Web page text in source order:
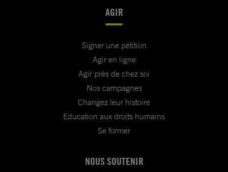
AGIR
Signer une pétition
Agir en ligne
Agir près de chez soi
Nos campagnes
Changez leur histoire
Education aux droits humains
Se former
NOUS SOUTENIR